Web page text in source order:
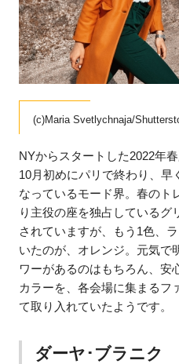
(c)Maria Svetlychnaja/
NYからスタートした2022年
10月初めにパリで終わり、早
なっているモード界。春のト
り主役の座を独占しているグ
されていますが、もう1色、
いたのが、オレンジ。元気で
ワーがあるのはもちろん、安
カラーを、各会場に集まるフ
て取り入れていたようです。
ダーヤ･ブラニク